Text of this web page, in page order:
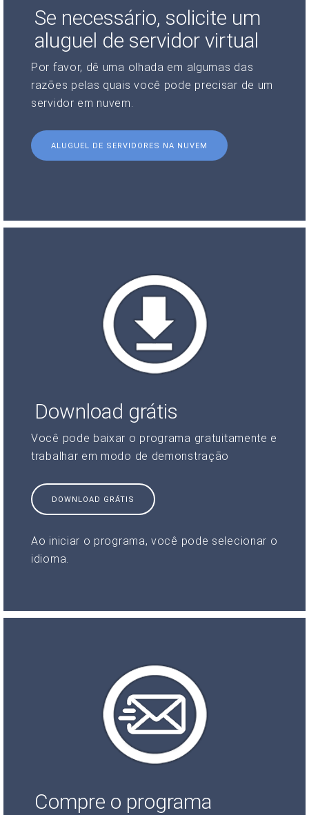
Se necessário, solicite um
aluguel de servidor virtual
Por favor, dê uma olhada em algumas das
razões pelas quais você pode precisar de um
servidor em nuvem.
ALUGUEL DE SERVIDORES NA NUVEM
Download grátis
Você pode baixar o programa gratuitamente e
trabalhar em modo de demonstração
DOWNLOAD GRÁTIS
Ao iniciar o programa, você pode selecionar o
idioma.
Compre o programa